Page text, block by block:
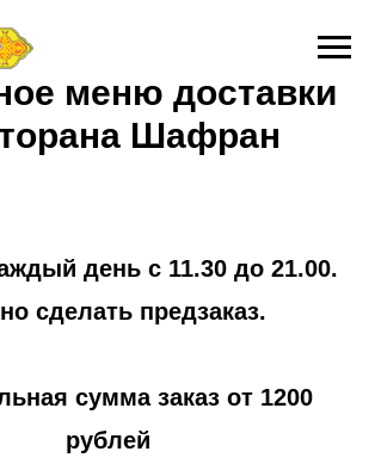
меню доставки
Шафран
день с 11.30 до 21.00.
сделать предзаказ.
сумма заказ от 1200
рублей